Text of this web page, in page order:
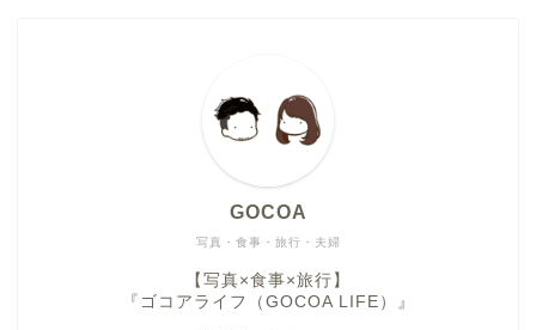
写真・食事・旅行・夫婦
GOCOA
【写真×食事×旅行】
『ゴコアライフ（GOCOA LIFE）』